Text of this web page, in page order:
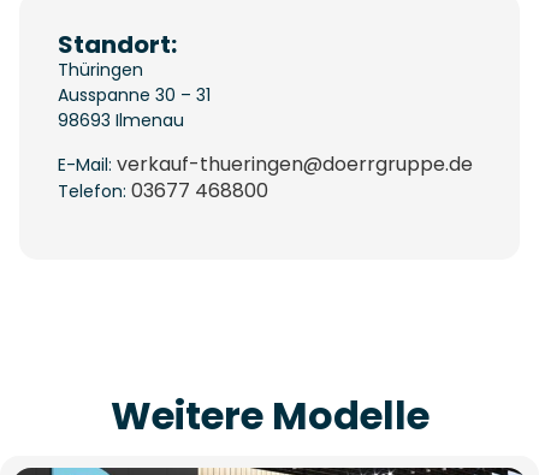
Standort:
Thüringen
Ausspanne 30 – 31
98693 Ilmenau
E-Mail: verkauf-thueringen@doerrgruppe.de
Telefon: 03677 468800
Weitere Modelle